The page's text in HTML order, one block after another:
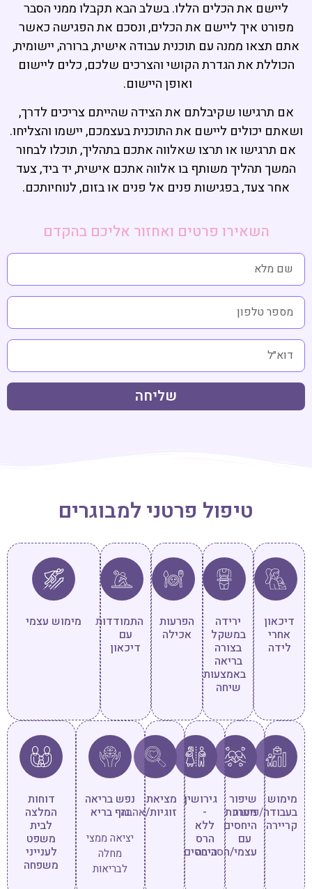
ליישם את הכלים הללו. בשלב הבא תקבלו ממני הסבר
מפורט איך ליישם את הכלים, ונסכם את הפגישה כאשר
אתם תצאו ממנה עם תוכנית עבודה אישית, ברורה, יישומית,
הכוללת את הגדרת הקושי והצרכים שלכם, כלים ליישום
ואופן היישום.
אם תרגישו שקיבלתם את הצידה שהייתם צריכים לדרך,
ושאתם יכולים ליישם את התוכנית בעצמכם, יישמו והצליחו.
אם תרגישו או תרצו שאלווה אתכם בתהליך, תוכלו לבחור
המשך תהליך משותף בו אלווה אתכם אישית, יד ביד, צעד
אחר צעד, בפגישות פנים אל פנים או בזום, לנוחיותכם.
השאירו פרטים ואחזור אליכם בהקדם
שליחה
טיפול פרטני למבוגרים
דיכאון
אחרי
לידה
ירידה
במשקל
בצורה
בריאה
באמצעות
שיחה
הפרעות
אכילה
התמודדות
עם
דיכאון
מימוש עצמי
מימוש
בעבודה/פיתוח
קריירה
שיפור
מערכת
היחסים
עם
עצמי/הסביבה
גירושין
-
ללא
הרס
היחסים
מציאת
זוגיות/אהבה
נפש בריאה
גוף בריא
יציאה ממצי
מחלה
לבריאות
דוחות
המלצה
לבית
משפט
לענייני
משפחה